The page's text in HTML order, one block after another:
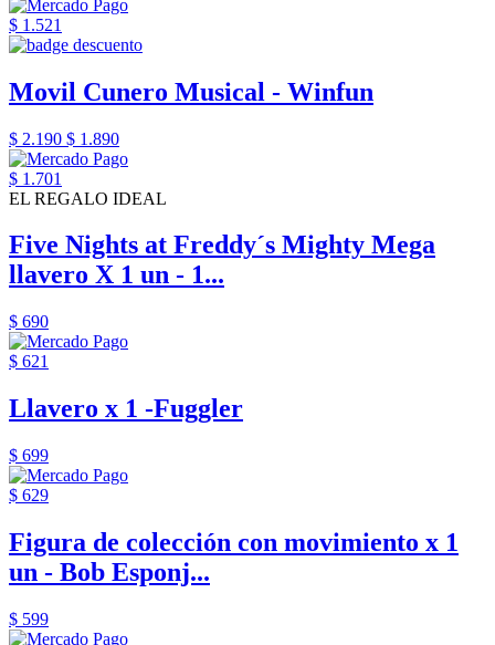
$ 1.521
Movil Cunero Musical - Winfun
$ 2.190 $ 1.890
$ 1.701
EL REGALO IDEAL
Five Nights at Freddy´s Mighty Mega
llavero X 1 un - 1...
$ 690
$ 621
Llavero x 1 -Fuggler
$ 699
$ 629
Figura de colección con movimiento x 1
un - Bob Esponj...
$ 599